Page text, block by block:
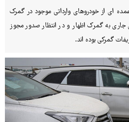
ای از خودروهای وارداتی موجود در گمرک
ماه سال جاری به گمرک اظهار و در انتظار صدور مجوز
گمرکی بوده اند.